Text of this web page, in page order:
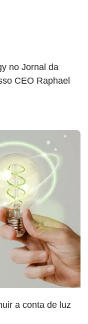
no Jornal da
CEO Raphael
a conta de luz